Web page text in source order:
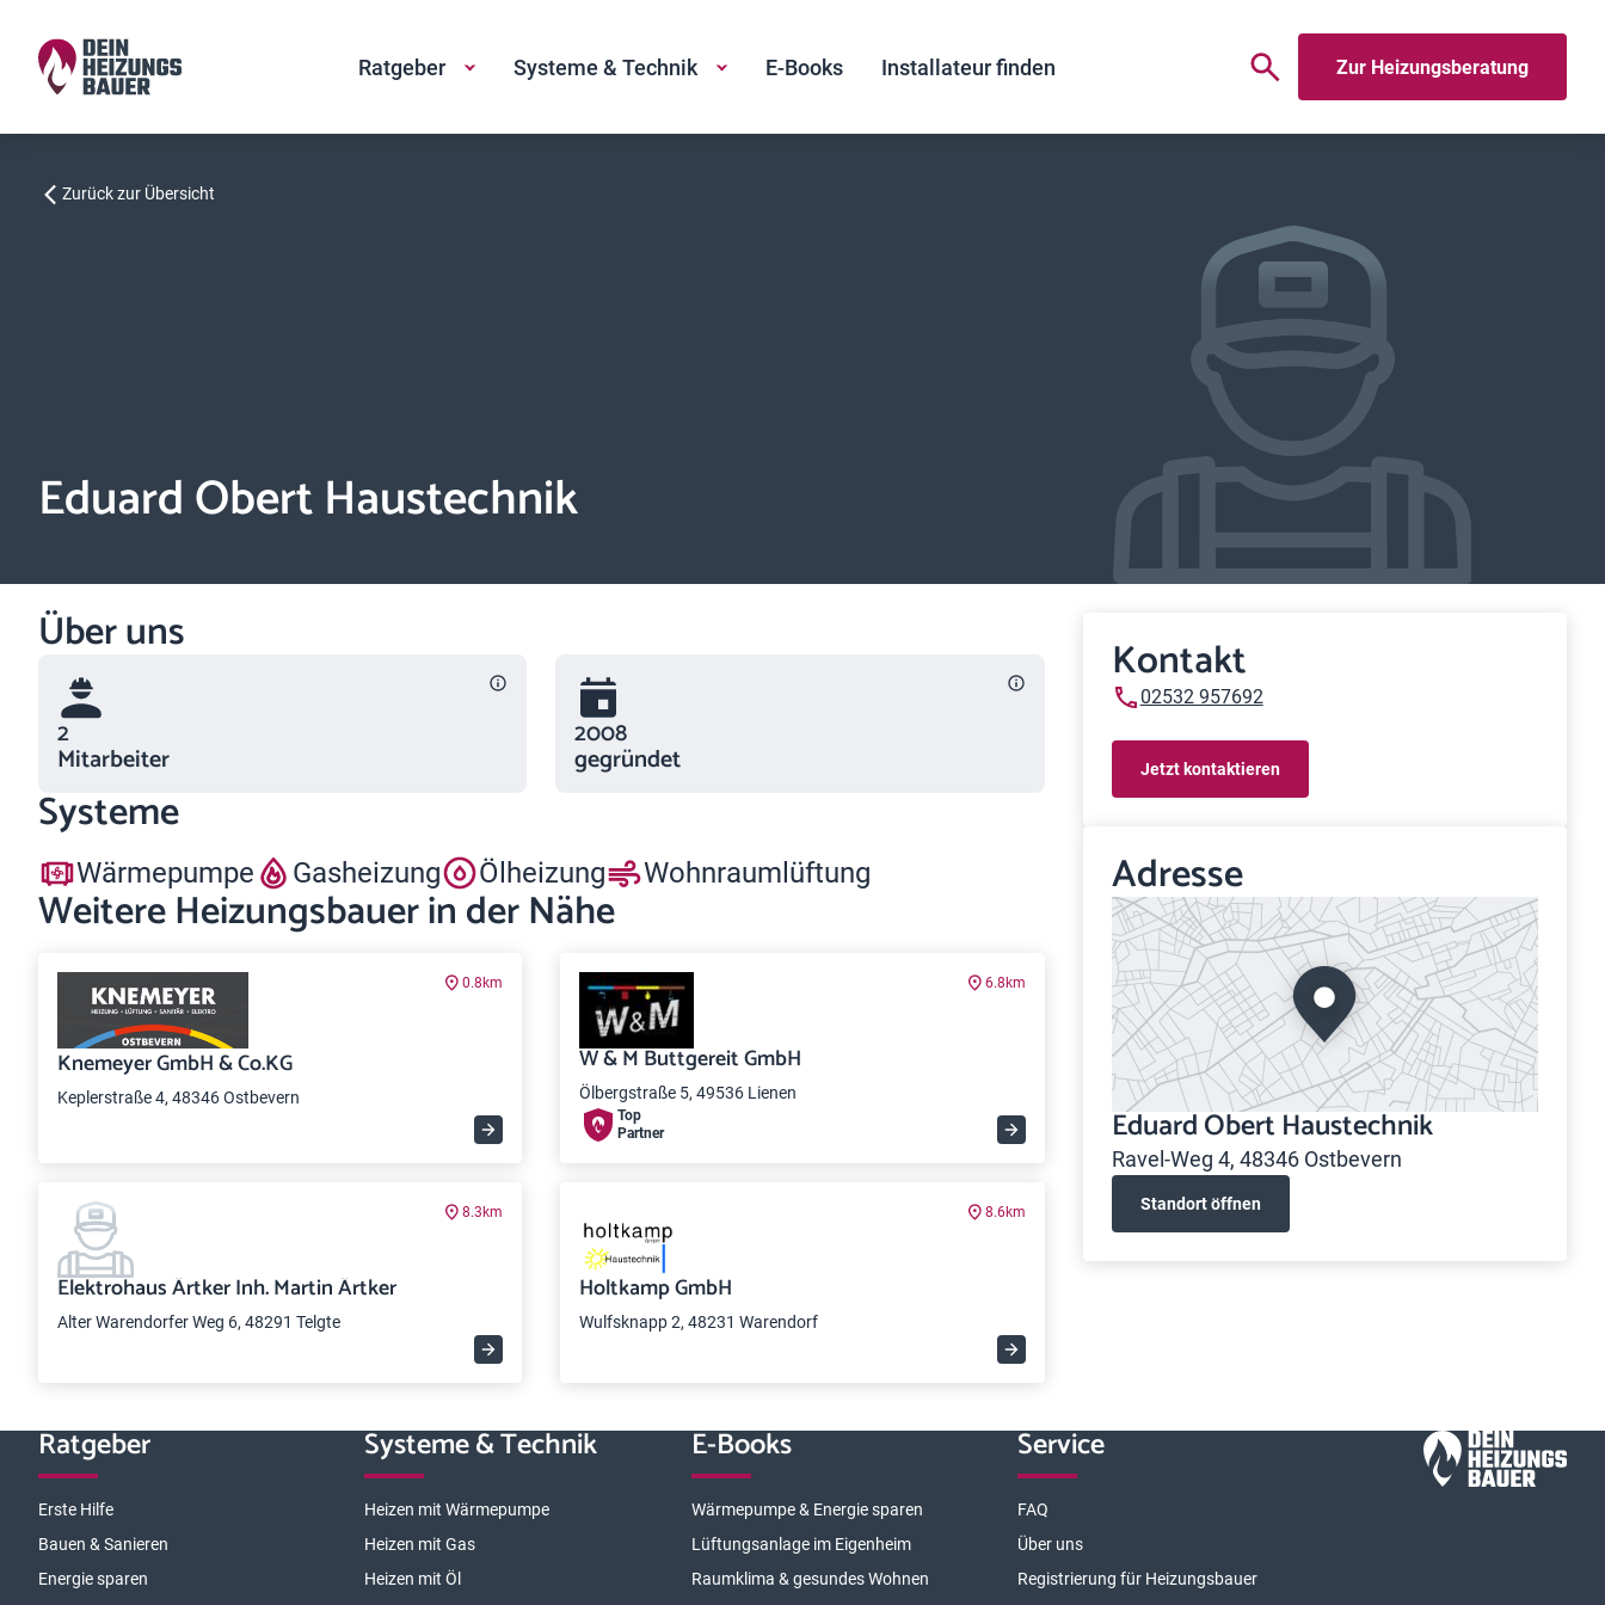
Ratgeber Systeme & Technik E-Books Installateur finden Zur Heizungsberatung
Zurück zur Übersicht
Eduard Obert Haustechnik
Über uns
2
Mitarbeiter
2008
gegründet
Systeme
Wärmepumpe Gasheizung Ölheizung Wohnraumlüftung
Weitere Heizungsbauer in der Nähe
0.8km
Knemeyer GmbH & Co.KG
Keplerstraße 4, 48346 Ostbevern
6.8km
W & M Buttgereit GmbH
Ölbergstraße 5, 49536 Lienen
Top
Partner
8.3km
Elektrohaus Ärtker Inh. Martin Ärtker
Alter Warendorfer Weg 6, 48291 Telgte
8.6km
Holtkamp GmbH
Wulfsknapp 2, 48231 Warendorf
Kontakt
02532 957692
Jetzt kontaktieren
Adresse
Eduard Obert Haustechnik
Ravel-Weg 4, 48346 Ostbevern
Standort öffnen
Ratgeber
Erste Hilfe
Bauen & Sanieren
Energie sparen
Systeme & Technik
Heizen mit Wärmepumpe
Heizen mit Gas
Heizen mit Öl
E-Books
Wärmepumpe & Energie sparen
Lüftungsanlage im Eigenheim
Raumklima & gesundes Wohnen
Service
FAQ
Über uns
Registrierung für Heizungsbauer